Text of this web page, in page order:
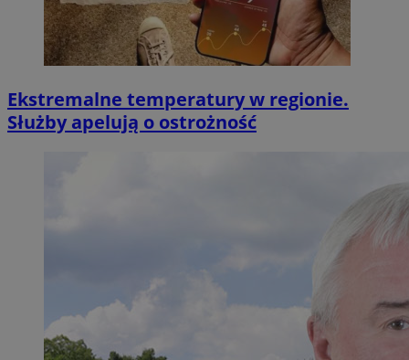
Ekstremalne temperatury w regionie.
Służby apelują o ostrożność